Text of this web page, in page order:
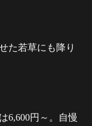
た若草にも降り
6,600円～。自慢